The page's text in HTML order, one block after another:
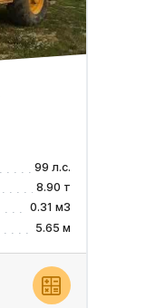
99 л.с.
8.90 т
0.31 м3
5.65 м